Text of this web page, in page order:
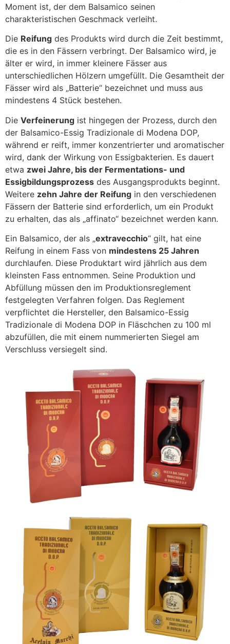
Moment ist, der dem Balsamico seinen
charakteristischen Geschmack verleiht.
Die Reifung des Produkts wird durch die Zeit bestimmt,
die es in den Fässern verbringt. Der Balsamico wird, je
älter er wird, in immer kleinere Fässer aus
unterschiedlichen Hölzern umgefüllt. Die Gesamtheit der
Fässer wird als „Batterie“ bezeichnet und muss aus
mindestens 4 Stück bestehen.
Die Verfeinerung ist hingegen der Prozess, durch den
der Balsamico-Essig Tradizionale di Modena DOP,
während er reift, immer konzentrierter und aromatischer
wird, dank der Wirkung von Essigbakterien. Es dauert
etwa zwei Jahre, bis der Fermentations- und
Essigbildungsprozess des Ausgangsprodukts beginnt.
Weitere zehn Jahre der Reifung in den verschiedenen
Fässern der Batterie sind erforderlich, um ein Produkt
zu erhalten, das als „affinato“ bezeichnet werden kann.
Ein Balsamico, der als „extravecchio“ gilt, hat eine
Reifung in einem Fass von mindestens 25 Jahren
durchlaufen. Diese Produktart wird jährlich aus dem
kleinsten Fass entnommen. Seine Produktion und
Abfüllung müssen den im Produktionsreglement
festgelegten Verfahren folgen. Das Reglement
verpflichtet die Hersteller, den Balsamico-Essig
Tradizionale di Modena DOP in Fläschchen zu 100 ml
abzufüllen, die mit einem nummerierten Siegel am
Verschluss versiegelt sind.